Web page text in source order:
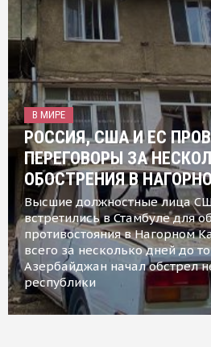
В МИРЕ
РОССИЯ, США И ЕС
ПЕРЕГОВОРЫ ЗА
ОБОСТРЕНИЯ В
Высшие должностные лица
встретились в Стамбуле для
противостояния в Нагорном
всего за несколько дней до
Азербайджан начал обстрел
республики